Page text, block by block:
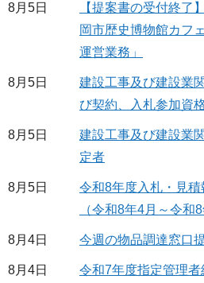
8月5日
【提案書の受付終了
岡市歴史博物館カフ
運営業務」
8月5日
建設工事及び建設業
び契約、入札参加資
8月5日
建設工事及び建設業
定者
8月5日
令和8年度入札・見
（令和8年4月～令和8
8月4日 今週の物品調達窓口
8月4日 令和7年度指定管理